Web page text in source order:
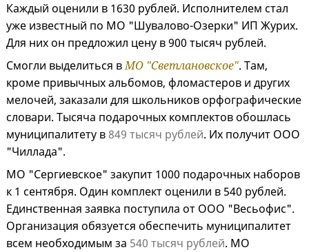
Каждый оценили в 1630 рублей. Исполнителем стал
уже известный по МО "Шувалово-Озерки" ИП Журих.
Для них он предложил цену в 900 тысяч рублей.
Смогли выделиться вМО "Светлановское". Там,
кроме привычных альбомов, фломастеров и других
мелочей, заказали для школьников орфографические
словари. Тысяча подарочных комплектов обошлась
муниципалитету в 849 тысяч рублей. Их получит ООО
"Чиллада".
МО "Сергиевское" закупит 1000 подарочных наборов
к 1 сентября. Один комплект оценили в 540 рублей.
Единственная заявка поступила от ООО "Весьофис".
Организация обязуется обеспечить муниципалитет
всем необходимым за 540 тысяч рублей. МО